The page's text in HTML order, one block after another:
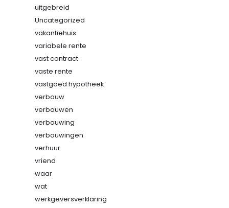
uitgebreid
Uncategorized
vakantiehuis
variabele rente
vast contract
vaste rente
vastgoed hypotheek
verbouw
verbouwen
verbouwing
verbouwingen
verhuur
vriend
waar
wat
werkgeversverklaring